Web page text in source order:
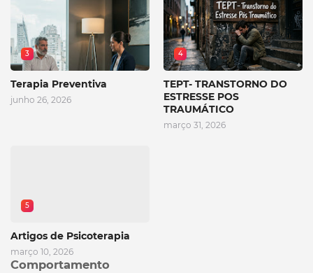
3
Terapia Preventiva
junho 26, 2026
4
TEPT- TRANSTORNO DO
ESTRESSE POS
TRAUMÁTICO
março 31, 2026
5
Artigos de Psicoterapia
março 10, 2026
Comportamento